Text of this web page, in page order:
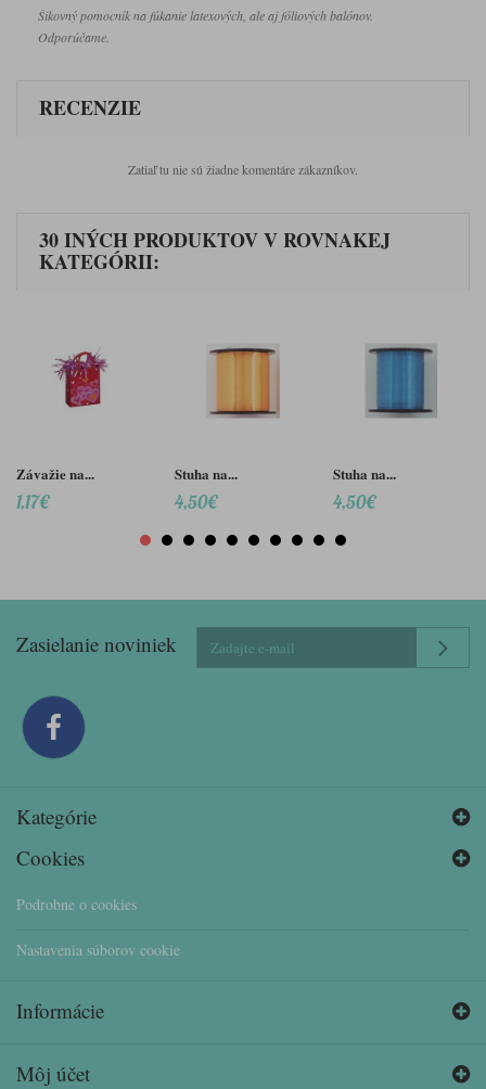
Šikovný pomocník na fúkanie latexových, ale aj fóliových balónov.
Odporúčame.
RECENZIE
Zatiaľ tu nie sú žiadne komentáre zákazníkov.
30 INÝCH PRODUKTOV V ROVNAKEJ
KATEGÓRII:
Závažie na...
1,17€
Stuha na...
4,50€
Stuha na...
4,50€
Zasielanie noviniek
Kategórie
Cookies
Podrobne o cookies
Nastavenia súborov cookie
Informácie
Môj účet